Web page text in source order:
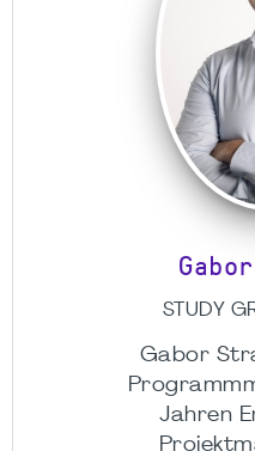
STUDY
Gabor
Jahren